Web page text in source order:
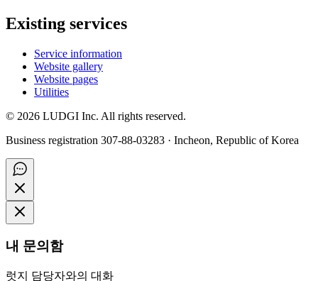
Existing services
Service information
Website gallery
Website pages
Utilities
© 2026 LUDGI Inc. All rights reserved.
Business registration 307-88-03283 · Incheon, Republic of Korea
내 문의함
럿지 담당자와의 대화